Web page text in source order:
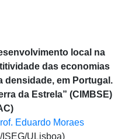
local na
das economias
densidade, em Portugal.
da Estrela” (CIMBSE)
Eduardo Moraes
ULisboa)